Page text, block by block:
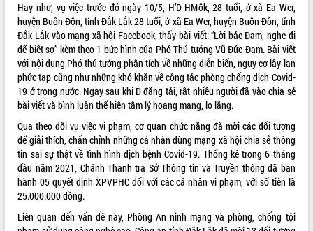
Khám bệnh, cấp phát thuốc miễn phí
và tặng quà người dân xã Cư Pui
Hội nghị UBND tỉnh Đắk Lắk thường kỳ
tháng 7/2026
Lễ truy tặng danh hiệu “Bà Mẹ Việt
Nam Anh hùng” và trao Huân chương
Lao động
UBND tỉnh Đắk Lắk triển khai nhiệm
vụ 6 tháng cuối năm 2026
Kỳ họp thứ Hai, Hội đồng nhân dân
tỉnh khóa XI quyết nghị nhiều nội dung
quan trọng
Bí thư Tỉnh ủy Lương Nguyễn Minh
Triết thăm, tặng quà người có công với
cách mạng
ALBUM ẢNH
Hay như, vụ việc trước đó ngày 10/5, H’D HMốk, 28 tuổi, ở xã Ea Wer,
huyện Buôn Đôn, tỉnh Đắk Lắk 28 tuổi, ở xã Ea Wer, huyện Buôn Đôn, tỉnh
Đắk Lắk vào mạng xã hội Facebook, thấy bài viết: “Lời bác Đam, nghe đi
để biết sợ” kèm theo 1 bức hình của Phó Thủ tướng Vũ Đức Đam. Bài viết
với nội dung Phó thủ tướng phân tích về những diễn biến, nguy cơ lây lan
phức tạp cũng như những khó khăn về công tác phòng chống dịch Covid-
19 ở trong nước. Ngay sau khi D đăng tải, rất nhiều người đã vào chia sẻ
bài viết và bình luận thể hiện tâm lý hoang mang, lo lắng.
Qua theo dõi vụ việc vi phạm, cơ quan chức năng đã mời các đối tượng
để giải thích, chấn chỉnh những cá nhân dùng mạng xã hội chia sẻ thông
tin sai sự thật về tình hình dịch bệnh Covid-19. Thống kê trong 6 tháng
đầu năm 2021, Chánh Thanh tra Sở Thông tin và Truyền thông đã ban
hành 05 quyết định XPVPHC đối với các cá nhân vi phạm, với số tiền là
25.000.000 đồng.
Liên quan đến vấn đề này, Phòng An ninh mạng và phòng, chống tội